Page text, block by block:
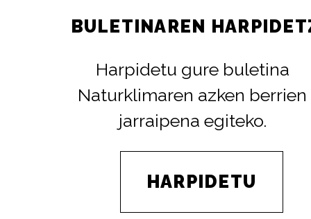
BULETINAREN
Harpidetu gure buletina
Naturklimaren azken berrien
jarraipena egiteko.
HARPIDETU